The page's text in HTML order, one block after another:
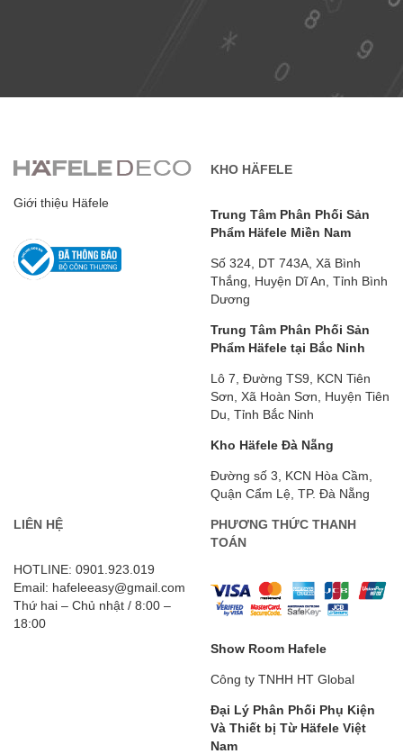
Giới thiệu Häfele
KHO HÄFELE
Trung Tâm Phân Phối Sản
Phẩm Häfele Miền Nam
Số 324, DT 743A, Xã Bình
Thắng, Huyện Dĩ An, Tỉnh Bình
Dương
Trung Tâm Phân Phối Sản
Phẩm Häfele tại Bắc Ninh
Lô 7, Đường TS9, KCN Tiên
Sơn, Xã Hoàn Sơn, Huyện Tiên
Du, Tỉnh Bắc Ninh
Kho Häfele Đà Nẵng
Đường số 3, KCN Hòa Cầm,
Quận Cẩm Lệ, TP. Đà Nẵng
LIÊN HỆ
HOTLINE: 0901.923.019
Email: hafeleeasy@gmail.com
Thứ hai – Chủ nhật / 8:00 –
18:00
PHƯƠNG THỨC THANH
TOÁN
Show Room Hafele
Công ty TNHH HT Global
Đại Lý Phân Phối Phụ Kiện
Và Thiết bị Từ Häfele Việt
Nam